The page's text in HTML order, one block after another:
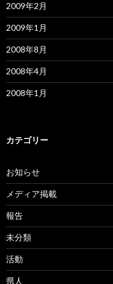
2009年2月
2009年1月
2008年8月
2008年4月
2008年1月
カテゴリー
お知らせ
メディア掲載
報告
未分類
活動
県人